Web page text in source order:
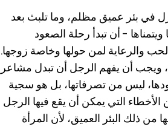
في بئر عميق مظلم، وما تلبث بعد
- أن تبدأ رحلة الصعود
والرعاية لمن حولها وخاصة زوجها.
ويجب أن يفهم الرجل أن تبدل مشاعر
ليس من تصرفاتها، بل هو سجية
التي يمكن أن يقع فيها الرجل
ذلك البئر العميق، لأن المرأة